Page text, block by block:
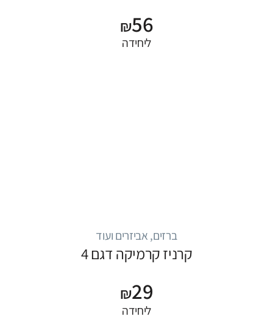
₪56
ליחידה
ברזים, אביזרים ועוד
קרניז קרמיקה דגם 4
₪29
ליחידה